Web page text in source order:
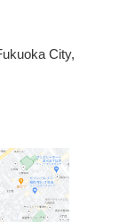
City,